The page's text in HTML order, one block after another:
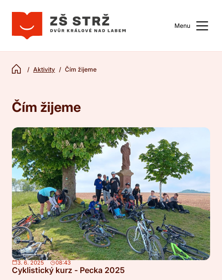
Menu
Aktivity Čím žijeme
Čím žijeme
3. 6. 2025 08:43
Cyklistický kurz - Pecka 2025